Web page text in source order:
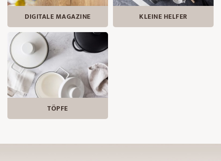
DIGITALE MAGAZINE KLEINE HELFER
TÖPFE